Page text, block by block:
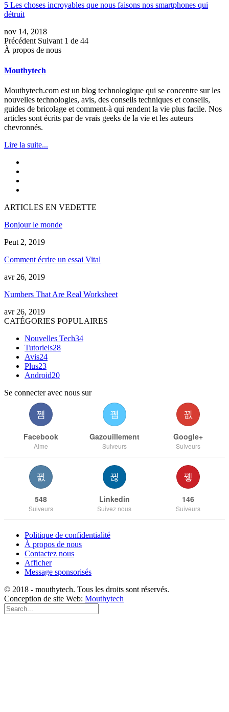
5 Les choses incroyables que nous faisons nos smartphones qui
détruit
nov 14, 2018
Précédent Suivant 1 de 44
À propos de nous
Mouthytech
Mouthytech.com est un blog technologique qui se concentre sur les
nouvelles technologies, avis, des conseils techniques et conseils,
guides de bricolage et comment-à qui rendent la vie plus facile. Nos
articles sont écrits par de vrais geeks de la vie et les auteurs
chevronnés.
Lire la suite...
ARTICLES EN VEDETTE
Bonjour le monde
Peut 2, 2019
Comment écrire un essai Vital
avr 26, 2019
Numbers That Are Real Worksheet
avr 26, 2019
CATÉGORIES POPULAIRES
Nouvelles Tech34
Tutoriels28
Avis24
Plus23
Android20
Se connecter avec nous sur
Facebook
Aime
Gazouillement
Suiveurs
Google+
Suiveurs
548
Suiveurs
Linkedin
Suivez nous
146
Suiveurs
Politique de confidentialité
À propos de nous
Contactez nous
Afficher
Message sponsorisés
© 2018 - mouthytech. Tous les droits sont réservés.
Conception de site Web: Mouthytech